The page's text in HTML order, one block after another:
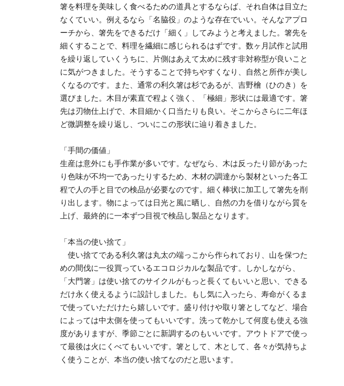
箸を料理を美味しく食べるための道具とするならば、それ自体は目立た
なくていい。例えるなら「名脇役」のような存在でいい。そんなアプロ
ーチから、箸先をできるだけ「細く」してみようと考えました。箸先を
細くすることで、料理を繊細に感じられるはずです。数ヶ月試作と試用
を繰り返していくうちに、片側はあえて太めに残す非対称型が良いこと
に気がつきました。そうすることで持ちやすくなり、自然と所作が美し
くなるのです。また、通常の利久箸は杉であるが、吉野檜（ひのき）を
選びました。木目が素直で程よく強く、「極細」形状には最適です。箸
先は刃物仕上げで、木目細かく口当たりも良い。そこからさらに二年ほ
ど微調整を繰り返し、ついにこの形状に辿り着きました。
「手間の価値」
生産は意外にも手作業が多いです。なぜなら、木は反ったり節があった
り色味が不均一であったりするため、木材の調達から製材といった各工
程で人の手と目での検品が必要なのです。細く棒状に加工して箸先を削
り出します。物によっては日光と風に晒し、自然の力を借りながら質を
上げ、最終的に一本ずつ目視で検品し製品となります。
「本当の使い捨て」
使い捨てである利久箸は丸太の端っこから作られており、山を保つた
めの間伐に一役買っているエコロジカルな製品です。しかしながら、
「大門箸」は使い捨てのサイクルがもっと長くてもいいと思い、できる
だけ永く使えるように設計しました。もし気に入ったら、寿命がくるま
で使っていただけたら嬉しいです。盛り付けや取り箸としてなど、場合
によっては中太側を使ってもいいです。洗って乾かして何度も使える強
度がありますが、季節ごとに新調するのもいいです。アウトドアで使っ
て最後は火にくべてもいいです。箸として、木として、各々が気持ちよ
く使うことが、本当の使い捨てなのだと思います。